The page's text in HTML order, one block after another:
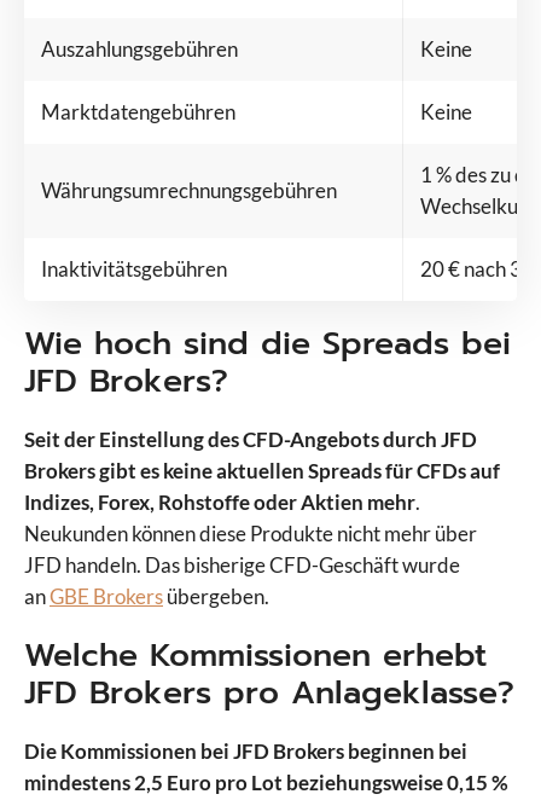
Auszahlungsgebühren Keine
Marktdatengebühren Keine
Währungsumrechnungsgebühren
1 % des zu
Inaktivitätsgebühren 20 € nach 3
Wie hoch sind die Spreads bei
JFD Brokers?
Seit der Einstellung des CFD-Angebots durch JFD
Brokers gibt es keine aktuellen Spreads für CFDs auf
Indizes, Forex, Rohstoffe oder Aktien mehr.
Neukunden können diese Produkte nicht mehr über
JFD handeln. Das bisherige CFD-Geschäft wurde
anGBE Brokersübergeben.
Welche Kommissionen erhebt
JFD Brokers pro Anlageklasse?
Die Kommissionen bei JFD Brokers beginnen bei
mindestens 2,5 Euro pro Lot beziehungsweise 0,15 %